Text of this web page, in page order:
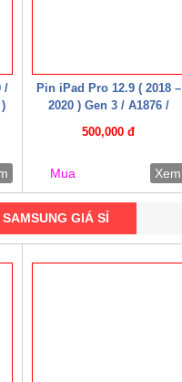
/
Pin iPad Pro 12.9 ( 2018 –
2020 ) Gen 3 / A1876 /
A2229 / A2069 / A2232 /
500,000 đ
Mua Xem
GIÁ SỈ